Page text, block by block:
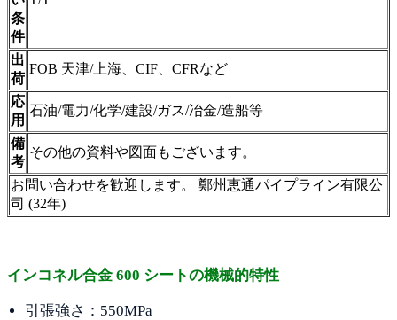
条
件
出
荷
FOB 天津/上海、CIF、CFRなど
応
用
石油/電力/化学/建設/ガス/冶金/造船等
備
考
その他の資料や図面もございます。
お問い合わせを歓迎します。 鄭州恵通パイプライン有限公
司 (32年)
インコネル合金 600 シートの機械的特性
引張強さ：550MPa